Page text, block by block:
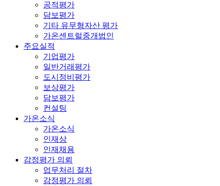
공적평가
담보평가
기타 유무형자산 평가
가온센트럴중개법인
주요실적
기업평가
일반거래평가
도시정비평가
보상평가
담보평가
컨설팅
가온소식
가온소식
인재상
인재채용
감정평가 의뢰
업무처리 절차
감정평가 의뢰